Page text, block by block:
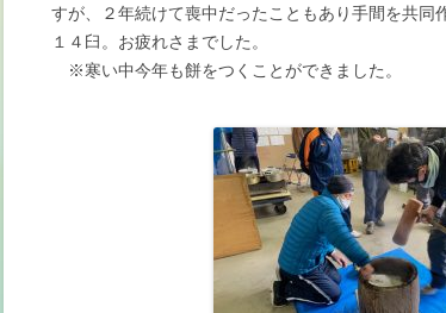
すが、２年続けて喪中だったこともあり手間を共同
１４臼。お疲れさまでした。
※寒い中今年も餅をつくことができました。